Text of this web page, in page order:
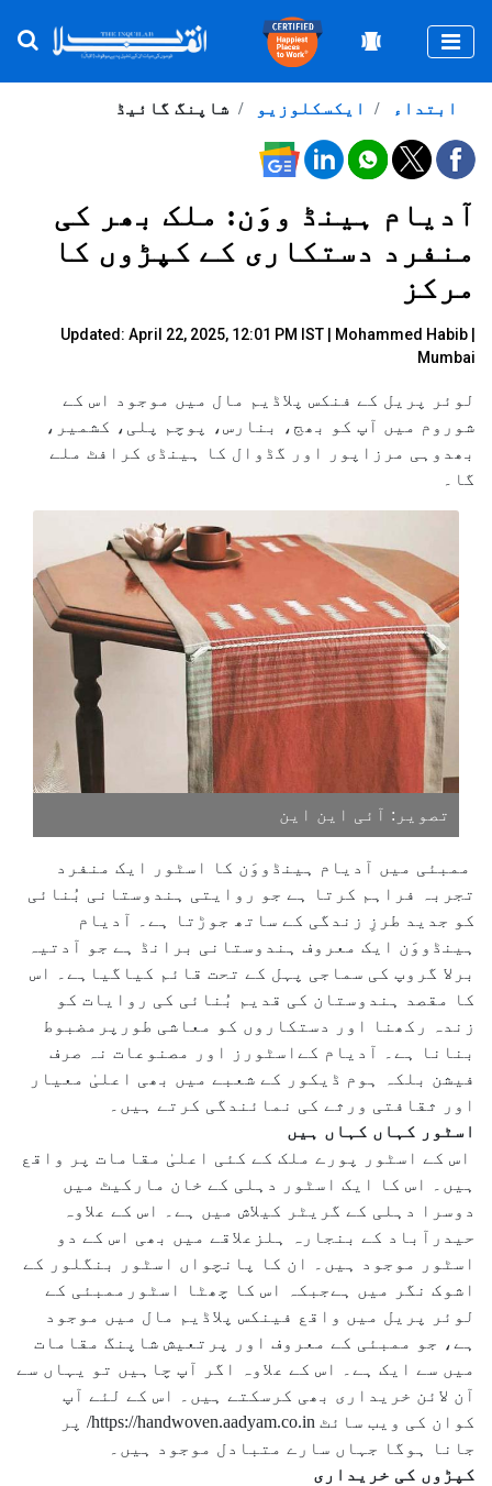
شاپنگ گائیڈ ایکسکلوزیو ابتداء
آدیام ہینڈ ووَن: ملک بھر کی
منفرد دستکاری کے کپڑوں کا
مرکز
Updated: April 22, 2025, 12:01 PM IST |
Mohammed Habib |
Mumbai
لوئر پریل کے فنکس پلاڈیم مال میں موجود اس کے
شوروم میں آپ کو بھج، بنارس، پوچم پلی، کشمیر،
بھدوہی مرزاپور اور گڈوال کا ہینڈی کرافٹ ملے
گا۔
تصویر: آئی این این
ممبئی میں آدیام ہینڈووَن کا اسٹور ایک منفرد
تجربہ فراہم کرتا ہے جو روایتی ہندوستانی بُنائی
کو جدید طرزِ زندگی کے ساتھ جوڑتا ہے۔ آدیام
ہینڈووَن ایک معروف ہندوستانی برانڈ ہے جو آدتیہ
برلا گروپ کی سماجی پہل کے تحت قائم کیاگیاہے۔ اس
کا مقصد ہندوستان کی قدیم بُنائی کی روایات کو
زندہ رکھنا اور دستکاروں کو معاشی طورپرمضبوط
بنانا ہے۔ آدیام کےاسٹورز اور مصنوعات نہ صرف
فیشن بلکہ ہوم ڈیکور کے شعبے میں بھی اعلیٰ معیار
اور ثقافتی ورثے کی نمائندگی کرتے ہیں۔
اسٹور کہاں کہاں ہیں
اس کے اسٹور پورے ملک کے کئی اعلیٰ مقامات پر واقع
ہیں۔ اس کا ایک اسٹور دہلی کے خان مارکیٹ میں
دوسرا دہلی کے گریٹر کیلاش میں ہے۔ اس کے علاوہ
حیدرآباد کے بنجارہ ہلزعلاقے میں بھی اس کے دو
اسٹور موجود ہیں۔ ان کا پانچواں اسٹور بنگلور کے
اشوک نگر میں ہےجبکہ اس کا چھٹا اسٹورممبئی کے
لوئر پریل میں واقع فینکس پلاڈیم مال میں موجود
ہے، جو ممبئی کے معروف اور پرتعیش شاپنگ مقامات
میں سے ایک ہے۔ اس کے علاوہ اگر آپ چاہیں تو یہاں سے
آن لائن خریداری بھی کرسکتے ہیں۔ اس کے لئے آپ
کوان کی ویب سائٹ https://handwoven.aadyam.co.in/ پر
جانا ہوگا جہاں سارے متبادل موجود ہیں۔
کپڑوں کی خریداری